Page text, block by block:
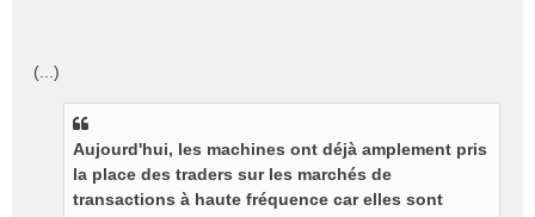
(...)
Aujourd'hui, les machines ont déjà amplement pris
la place des traders sur les marchés de
transactions à haute fréquence car elles sont